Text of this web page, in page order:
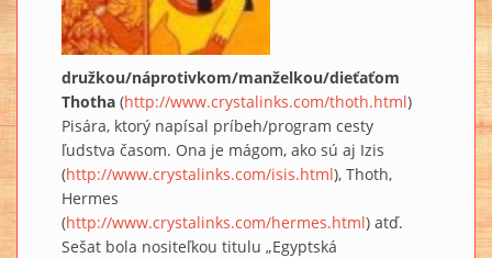
družkou/náprotivkom/manželkou/dieťaťom
Thotha (http://www.crystalinks.com/thoth.html)
Pisára, ktorý napísal príbeh/program cesty
ľudstva časom. Ona je mágom, ako sú aj Izis
(http://www.crystalinks.com/isis.html), Thoth,
Hermes
(http://www.crystalinks.com/hermes.html) atď.
Sešat bola nositeľkou titulu „Egyptská